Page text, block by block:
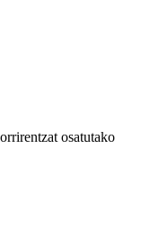
osatutako